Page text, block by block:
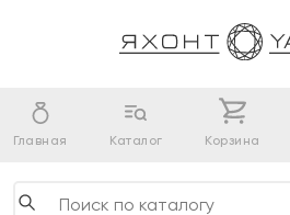
Главная Каталог Корзина